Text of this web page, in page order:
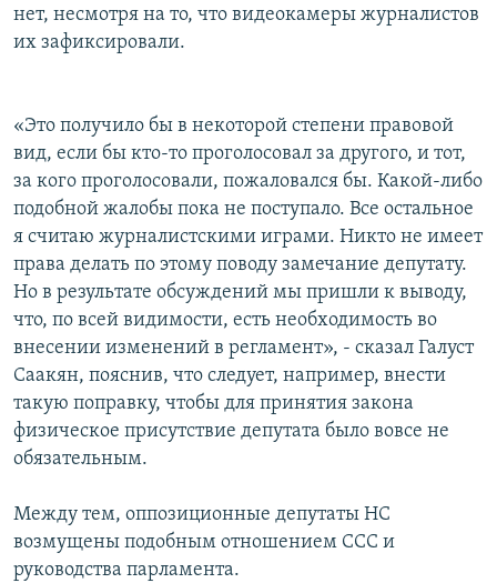
нет, несмотря на то, что видеокамеры журналистов
их зафиксировали.
«Это получило бы в некоторой степени правовой
вид, если бы кто-то проголосовал за другого, и тот,
за кого проголосовали, пожаловался бы. Какой-либо
подобной жалобы пока не поступало. Все остальное
я считаю журналистскими играми. Никто не имеет
права делать по этому поводу замечание депутату.
Но в результате обсуждений мы пришли к выводу,
что, по всей видимости, есть необходимость во
внесении изменений в регламент», - сказал Галуст
Саакян, пояснив, что следует, например, внести
такую поправку, чтобы для принятия закона
физическое присутствие депутата было вовсе не
обязательным.
Между тем, оппозиционные депутаты НС
возмущены подобным отношением ССС и
руководства парламента.